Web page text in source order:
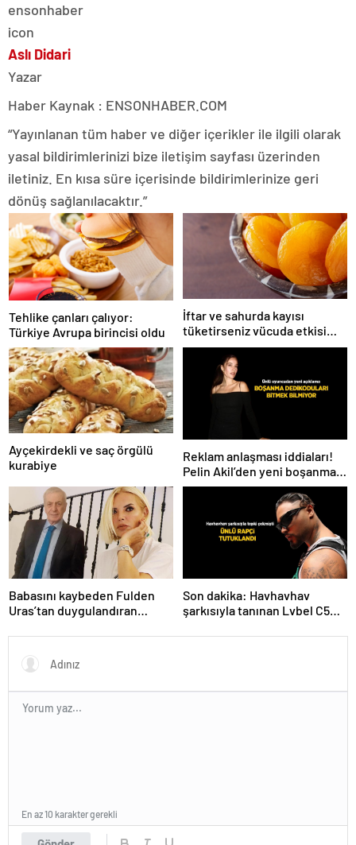
Aslı Didari
Yazar
Haber Kaynak : ENSONHABER.COM
“Yayınlanan tüm haber ve diğer içerikler ile ilgili olarak
yasal bildirimlerinizi bize iletişim sayfası üzerinden
iletiniz. En kısa süre içerisinde bildirimlerinize geri
dönüş sağlanılacaktır.”
Tehlike çanları çalıyor:
Türkiye Avrupa birincisi oldu
İftar ve sahurda kayısı
tüketirseniz vücuda etkisi
inanılmaz
Ayçekirdekli ve saç örgülü
kurabiye
Reklam anlaşması iddiaları!
Pelin Akil’den yeni boşanma
açıklaması
Babasını kaybeden Fulden
Uras’tan duygulandıran
Son dakika: Havhavhav
şarkısıyla tanınan Lvbel C5
En az 10 karakter gerekli